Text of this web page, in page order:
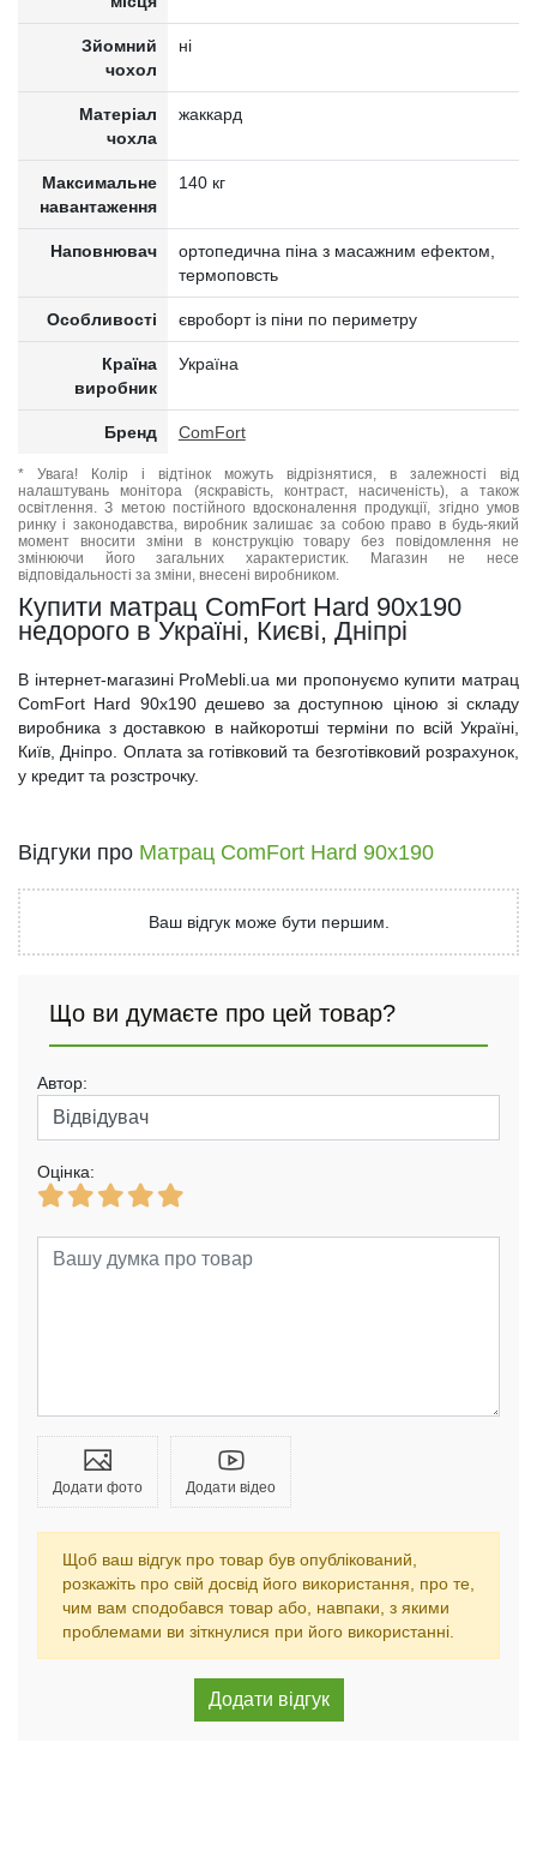
Зйомний
чохол
ні
Матеріал
чохла
жаккард
Максимальне
навантаження
140 кг
Наповнювач
ортопедична піна з масажним ефектом,
термоповсть
Особливості євроборт із піни по периметру
Країна
виробник
Україна
Бренд ComFort
* Увага! Колір і відтінок можуть відрізнятися, в залежності від
налаштувань монітора (яскравість, контраст, насиченість), а також
освітлення. З метою постійного вдосконалення продукції, згідно умов
ринку і законодавства, виробник залишає за собою право в будь-який
момент вносити зміни в конструкцію товару без повідомлення не
змінюючи його загальних характеристик. Магазин не несе
відповідальності за зміни, внесені виробником.
Купити матрац ComFort Hard 90x190
недорого в Україні, Києві, Дніпрі
В інтернет-магазині ProMebli.ua ми пропонуємо купити матрац
ComFort Hard 90x190 дешево за доступною ціною зі складу
виробника з доставкою в найкоротші терміни по всій Україні,
Київ, Дніпро. Оплата за готівковий та безготівковий розрахунок,
у кредит та розстрочку.
Відгуки про Матрац ComFort Hard 90x190
Ваш відгук може бути першим.
Що ви думаєте про цей товар?
Автор:
Оцінка:
Додати фото Додати відео
Щоб ваш відгук про товар був опублікований,
розкажіть про свій досвід його використання, про те,
чим вам сподобався товар або, навпаки, з якими
проблемами ви зіткнулися при його використанні.